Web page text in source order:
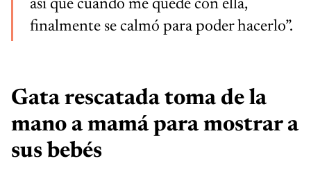
así que cuando me quedé con ella,
finalmente se calmó para poder hacerlo”.
Gata rescatada toma de la
mano a mamá para mostrar a
sus bebés